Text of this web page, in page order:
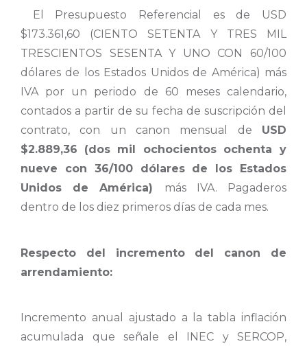
El Presupuesto Referencial es de USD
$173.361,60 (CIENTO SETENTA Y TRES MIL
TRESCIENTOS SESENTA Y UNO CON 60/100
dólares de los Estados Unidos de América) más
IVA por un periodo de 60 meses calendario,
contados a partir de su fecha de suscripción del
contrato, con un canon mensual de USD
$2.889,36
(dos mil ochocientos ochenta y
nueve con 36/100 dólares de los Estados
Unidos de América) más IVA. Pagaderos
dentro de los diez primeros días de cada mes.
Respecto del incremento del canon de
arrendamiento:
Incremento anual ajustado a la tabla inflación
acumulada que señale el INEC y SERCOP,